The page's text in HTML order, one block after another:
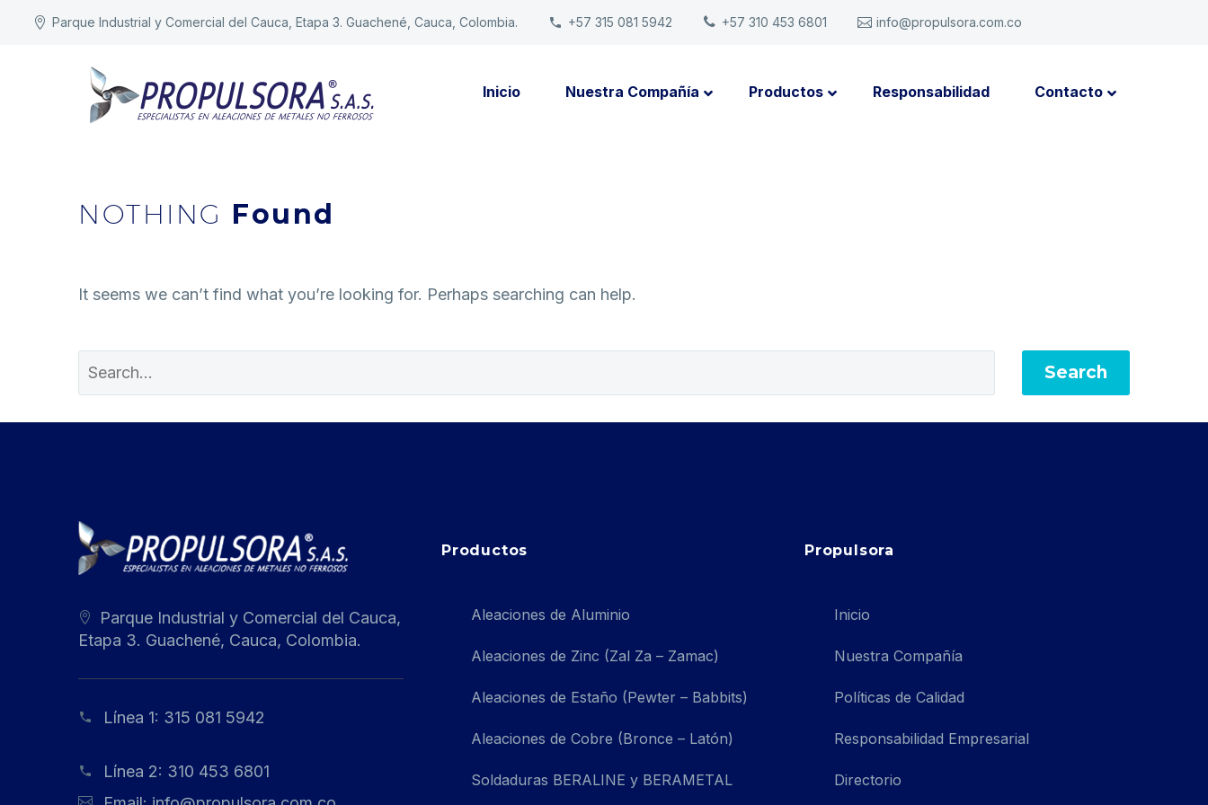
Parque Industrial y Comercial del Cauca, Etapa 3. Guachené, Cauca, Colombia. +57 315 081 5942 +57 310 453 6801 info@propulsora.com.co
Inicio Nuestra Compañía Productos Responsabilidad Contacto
NOTHING Found
It seems we can’t find what you’re looking for. Perhaps searching can help.
Search
Parque Industrial y Comercial del Cauca,
Etapa 3. Guachené, Cauca, Colombia.
Línea 1: 315 081 5942
Línea 2: 310 453 6801
Productos
Aleaciones de Aluminio
Aleaciones de Zinc (Zal Za – Zamac)
Aleaciones de Estaño (Pewter – Babbits)
Aleaciones de Cobre (Bronce – Latón)
Soldaduras BERALINE y BERAMETAL
Propulsora
Inicio
Nuestra Compañía
Políticas de Calidad
Responsabilidad Empresarial
Directorio